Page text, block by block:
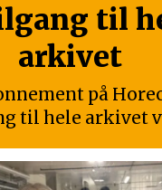
til
arkivet
på
til hele arkivet